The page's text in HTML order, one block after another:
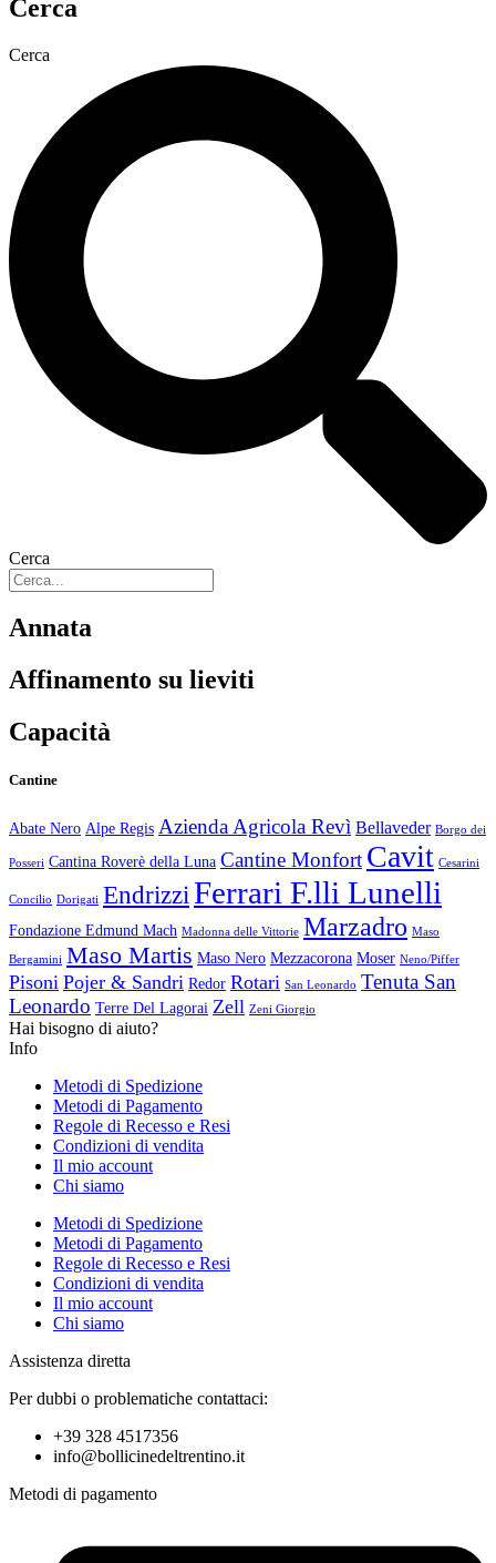
Cerca
Cerca
Cerca
Annata
Affinamento su lieviti
Capacità
Cantine
Abate Nero Alpe Regis Azienda Agricola Revì Bellaveder Borgo dei
Posseri Cantina Roverè della Luna Cantine Monfort Cavit Cesarini
Concilio Dorigati EndrizziFerrari F.lli Lunelli
Fondazione Edmund Mach Madonna delle Vittorie Marzadro Maso
Bergamini Maso Martis Maso Nero Mezzacorona Moser Neno/Piffer
Pisoni Pojer & Sandri Redor Rotari San Leonardo Tenuta San
Leonardo Terre Del Lagorai Zell Zeni Giorgio
Hai bisogno di aiuto?
Info
Metodi di Spedizione
Metodi di Pagamento
Regole di Recesso e Resi
Condizioni di vendita
Il mio account
Chi siamo
Metodi di Spedizione
Metodi di Pagamento
Regole di Recesso e Resi
Condizioni di vendita
Il mio account
Chi siamo
Assistenza diretta
Per dubbi o problematiche contattaci:
+39 328 4517356
info@bollicinedeltrentino.it
Metodi di pagamento